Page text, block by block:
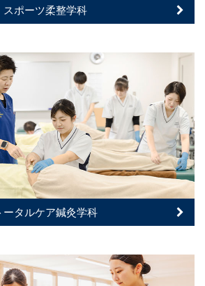
スポーツ柔整学科
ータルケア鍼灸学科